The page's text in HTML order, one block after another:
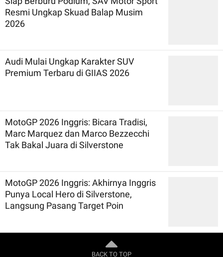
Resmi Ungkap Skuad Balap Musim
2026
Audi Mulai Ungkap Karakter SUV
Premium Terbaru di GIIAS 2026
MotoGP 2026 Inggris: Bicara Tradisi,
Marc Marquez dan Marco Bezzecchi
Tak Bakal Juara di Silverstone
MotoGP 2026 Inggris: Akhirnya Inggris
Punya Local Hero di Silverstone,
Langsung Pasang Target Poin
BACK TO TOP